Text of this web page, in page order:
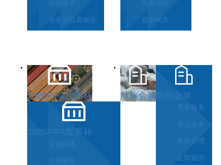
海运服务
关务与贸易服务
地面操作
航班销售
2026FIFA世界杯
2026FIFA世界杯
运输服务
仓储服务
航旅会展航旅会展
票务服务
签证服务
差旅管理
定制旅游